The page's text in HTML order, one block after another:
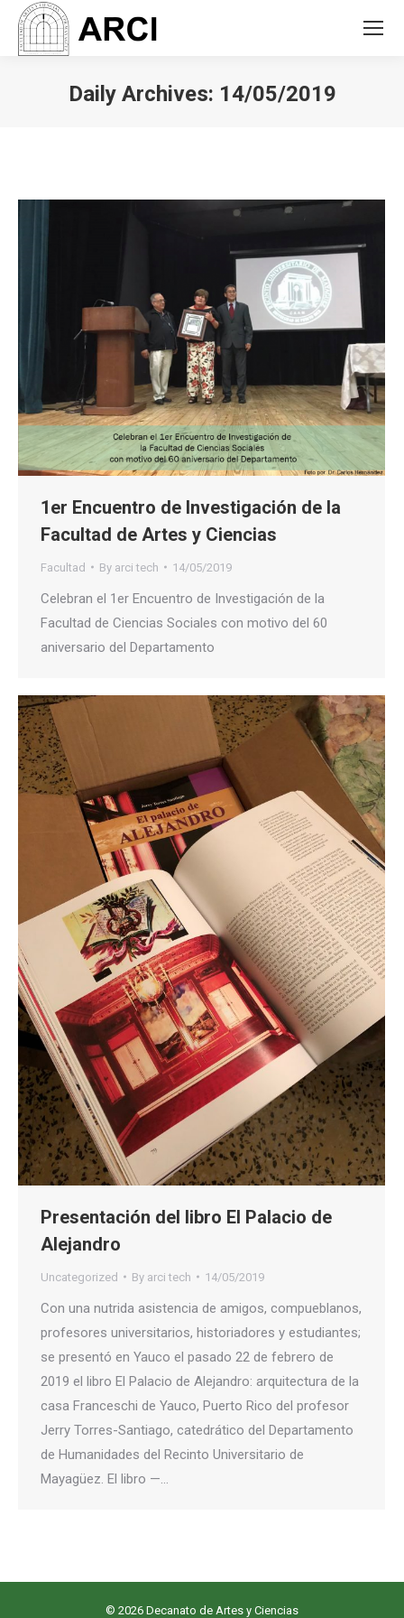
Daily Archives: 14/05/2019
1er Encuentro de Investigación de la
Facultad de Artes y Ciencias
Facultad By arci tech 14/05/2019
Celebran el 1er Encuentro de Investigación de la
Facultad de Ciencias Sociales con motivo del 60
aniversario del Departamento
Presentación del libro El Palacio de
Alejandro
Uncategorized By arci tech 14/05/2019
Con una nutrida asistencia de amigos, compueblanos,
profesores universitarios, historiadores y estudiantes;
se presentó en Yauco el pasado 22 de febrero de
2019 el libro El Palacio de Alejandro: arquitectura de la
casa Franceschi de Yauco, Puerto Rico del profesor
Jerry Torres-Santiago, catedrático del Departamento
de Humanidades del Recinto Universitario de
Mayagüez. El libro —…
© 2026 Decanato de Artes y Ciencias